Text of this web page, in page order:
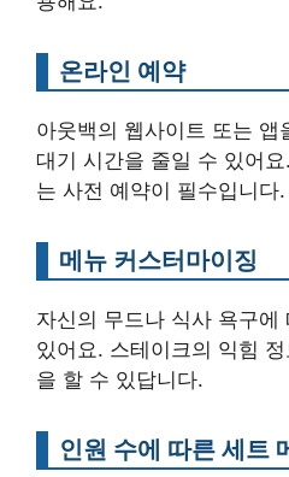
온라인 예약
아웃백의 웹사이트 또는 앱
대기 시간을 줄일 수 있어
는 사전 예약이 필수입니다.
메뉴 커스터마이징
자신의 무드나 식사 욕구에
있어요. 스테이크의 익힘
을 할 수 있답니다.
인원 수에 따른 세트